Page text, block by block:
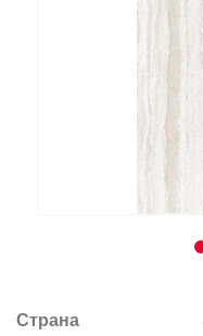
Страна